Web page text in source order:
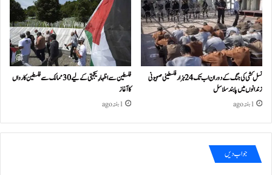
نسل کشی کی جنگ کے دوران اب تک 24ہزار فلسطینی صہیونی
زندانوں میں پابند سلاسل
1 ہفتہ ago
فلسطین سے اظہارِ یکجہتی کے لیے 30 ممالک سے فلسطین کارواں
کا آغاز
1 ہفتہ ago
جواب دیں